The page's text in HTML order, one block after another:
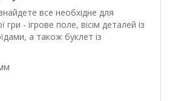
все необхідне для
гри - ігрове поле, вісім деталей із
а також буклет із